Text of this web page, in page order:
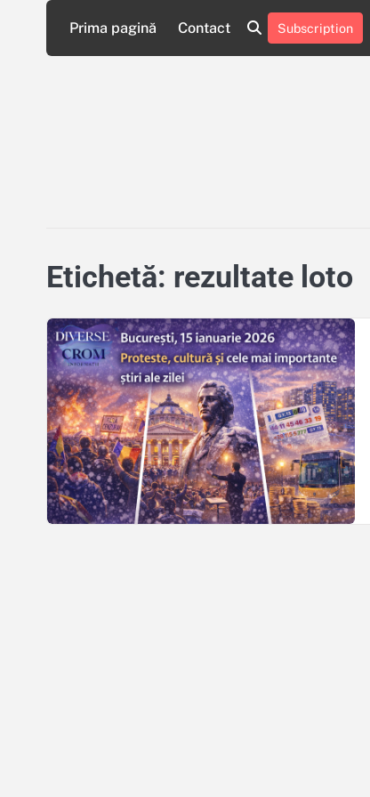
content
Prima pagină Contact
Contact
Politică
de
Subscription
Etichetă: rezultate loto